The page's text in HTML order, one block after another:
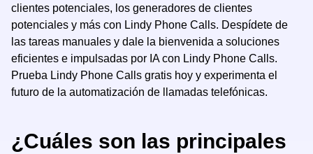
clientes potenciales, los generadores de clientes
potenciales y más con Lindy Phone Calls. Despídete de
las tareas manuales y dale la bienvenida a soluciones
eficientes e impulsadas por IA con Lindy Phone Calls.
Prueba Lindy Phone Calls gratis hoy y experimenta el
futuro de la automatización de llamadas telefónicas.
¿Cuáles son las principales